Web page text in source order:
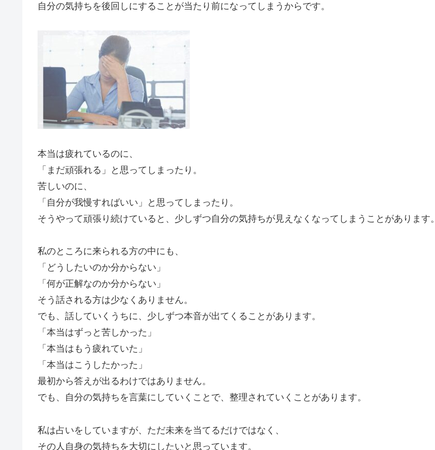
自分の気持ちを後回しにすることが当たり前になってしまうからです。
本当は疲れているのに、
「まだ頑張れる」と思ってしまったり。
苦しいのに、
「自分が我慢すればいい」と思ってしまったり。
そうやって頑張り続けていると、少しずつ自分の気持ちが見えなくなってしまうことがあります。
私のところに来られる方の中にも、
「どうしたいのか分からない」
「何が正解なのか分からない」
そう話される方は少なくありません。
でも、話していくうちに、少しずつ本音が出てくることがあります。
「本当はずっと苦しかった」
「本当はもう疲れていた」
「本当はこうしたかった」
最初から答えが出るわけではありません。
でも、自分の気持ちを言葉にしていくことで、整理されていくことがあります。
私は占いをしていますが、ただ未来を当てるだけではなく、
その人自身の気持ちを大切にしたいと思っています。